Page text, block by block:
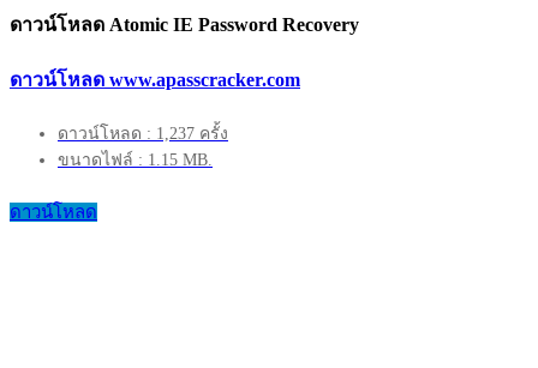
ดาวน์โหลด Atomic IE Password Recovery
ดาวน์โหลด www.apasscracker.com
ดาวน์โหลด : 1,237 ครั้ง
ขนาดไฟล์ : 1.15 MB.
ดาวน์โหลด